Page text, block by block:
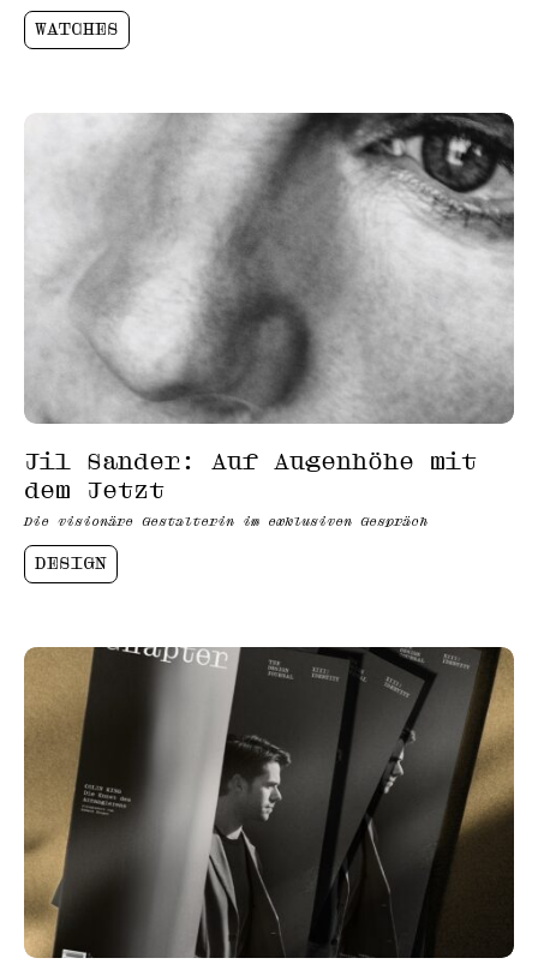
WATCHES
Jil Sander: Auf Augenhöhe mit
dem Jetzt
Die visionäre Gestalterin im exklusiven Gespräch
DESIGN